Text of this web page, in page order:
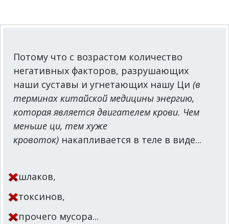
Потому что с возрастом количество
негативных факторов, разрушающих
наши суставы и угнетающих нашу Ци(в
терминах китайской медицины энергию,
которая является двигателем крови. Чем
меньше ци, тем хуже
кровоток) накапливается в теле в виде...
шлаков,
токсинов,
прочего мусора...